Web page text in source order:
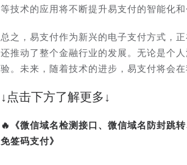
等技术的应用将不断提升易支付的智能化
总之，易支付作为新兴的电子支付方式，
还推动了整个金融行业的发展。无论是个
验。未来，随着技术的进步，易支付将会
↓点击下方了解更多↓
🔥《微信域名检测接口、微信域名防封跳
免签码支付》